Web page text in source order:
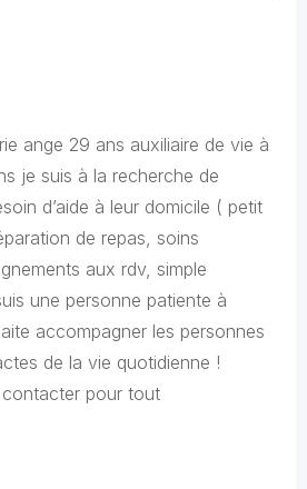
ange 29 ans auxiliaire de vie à
je suis à la recherche de
d’aide à leur domicile ( petit
de repas, soins
aux rdv, simple
une personne patiente à
accompagner les personnes
de la vie quotidienne !
contacter pour tout